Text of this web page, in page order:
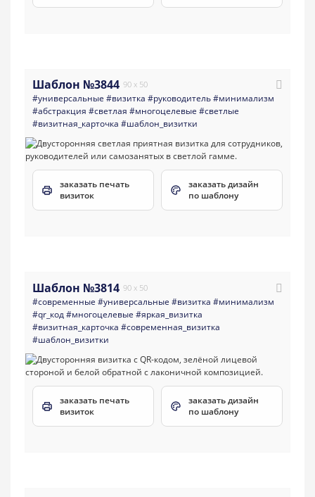
Шаблон №3844 90 x 50
#универсальные #визитка #руководитель#минимализм
#абстракция #светлая #многоцелевые #светлые
#визитная_карточка #шаблон_визитки
заказать печать
визиток
заказать дизайн
по шаблону
Шаблон №3814 90 x 50
#современные #универсальные #визитка #минимализм
#qr_код#многоцелевые #яркая_визитка
#визитная_карточка #современная_визитка
#шаблон_визитки
заказать печать
визиток
заказать дизайн
по шаблону